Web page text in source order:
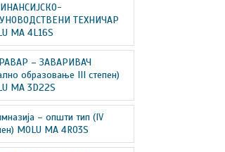
ТЕХНИЧАР
MA 4L16S
– ЗАВАРИВАЧ
образовање III степен)
MA 3D22S
– општи тип (IV
MOLU MA 4R03S